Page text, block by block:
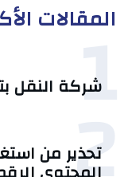
المقالات
1
شركة النقل
تحذير من